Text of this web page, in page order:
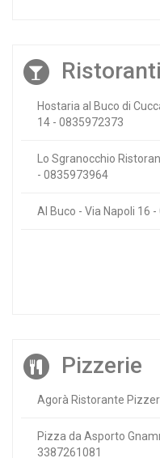
Ristoranti
Hostaria al Buco di
14 - 0835972373
Lo Sgranocchio
- 0835973964
Al Buco - Via Napoli 16
Pizzerie
Agorà Ristorante
Pizza da Asporto
3387261081